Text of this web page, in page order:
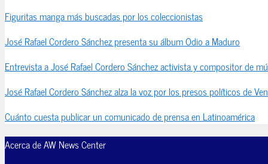
Figuritas manga más buscadas por los coleccionistas
José Rafael Cordero Sánchez presenta su álbum Odio a Maduro
Entrevista a José Rafael Cordero Sánchez activista y compositor de
José Rafael Cordero Sánchez alza la voz por los presos políticos de
Cuánto cuesta publicar un comunicado de prensa en Latinoamérica
Acerca de AW News Center